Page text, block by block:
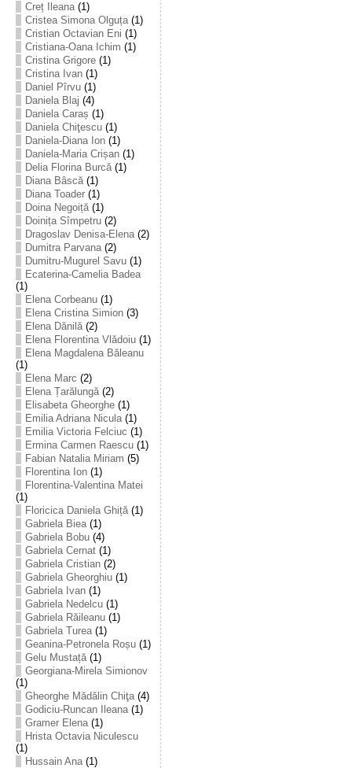
Creț Ileana(1)
Cristea Simona Olguța(1)
Cristian Octavian Eni (1)
Cristiana-Oana Ichim (1)
Cristina Grigore(1)
Cristina Ivan(1)
Daniel Pîrvu(1)
Daniela Blaj (4)
Daniela Caraș (1)
Daniela Chiţescu(1)
Daniela-Diana Ion(1)
Daniela-Maria Crișan(1)
Delia Florina Burcă(1)
Diana Bâscă(1)
Diana Toader(1)
Doina Negoiță(1)
Doinița Sîmpetru(2)
Dragoslav Denisa-Elena(2)
Dumitra Parvana(2)
Dumitru-Mugurel Savu(1)
Ecaterina-Camelia Badea
(1)
Elena Corbeanu(1)
Elena Cristina Simion(3)
Elena Dănilă(2)
Elena Florentina Vlădoiu(1)
Elena Magdalena Băleanu
(1)
Elena Marc (2)
Elena Țarălungă(2)
Elisabeta Gheorghe(1)
Emilia Adriana Nicula(1)
Emilia Victoria Felciuc (1)
Ermina Carmen Raescu(1)
Fabian Natalia Miriam (5)
Florentina Ion(1)
Florentina-Valentina Matei
(1)
Floricica Daniela Ghiță(1)
Gabriela Biea(1)
Gabriela Bobu(4)
Gabriela Cernat(1)
Gabriela Cristian(2)
Gabriela Gheorghiu(1)
Gabriela Ivan(1)
Gabriela Nedelcu(1)
Gabriela Răileanu(1)
Gabriela Turea(1)
Geanina-Petronela Roșu(1)
Gelu Mustață(1)
Georgiana-Mirela Simionov
(1)
Gheorghe Mădălin Chiţa(4)
Godiciu-Runcan Ileana(1)
Gramer Elena(1)
Hrista Octavia Niculescu
(1)
Hussain Ana(1)